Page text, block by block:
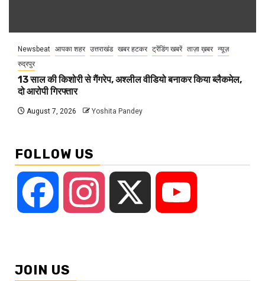
Newsbeat आपका शहर उत्तराखंड खबर हटकर ट्रेंडिंग खबरें ताज़ा ख़बर न्यूज़
रुद्रपुर
13 साल की किशोरी से गैंगरेप, अश्लील वीडियो बनाकर किया ब्लैकमेल,
दो आरोपी गिरफ्तार
August 7, 2026 Yoshita Pandey
FOLLOW US
Facebook Instagram
JOIN US